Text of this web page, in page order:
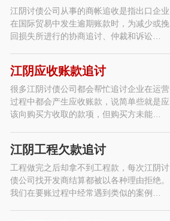
江阴讨债公司从事的商帐追收是指出口企业
在国际贸易中发生逾期账款时，为减少或挽
回损失所进行的协商追讨、仲裁和诉讼…
江阴应收账款追讨
很多江阴讨债公司都会帮忙追讨企业在运营
过程中都会产生应收账款，说简单些就是应
该向购买方收取的款项，但购买方未能…
江阴工程欠款追讨
工程做完之后却拿不到工程款，每次江阴讨
债公司找开发商结算都被以各种理由拒绝。
我们在要账过程中经常遇到类似的案例…